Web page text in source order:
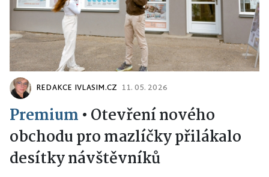
REDAKCE IVLASIM.CZ 11. 05. 2026
Premium • Otevření nového
obchodu pro mazlíčky přilákalo
desítky návštěvníků